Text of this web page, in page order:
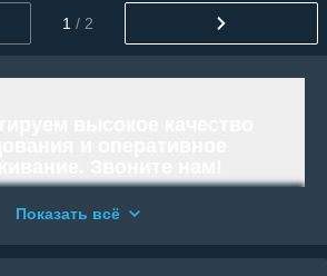
1 / 2
Республики
Показать всё